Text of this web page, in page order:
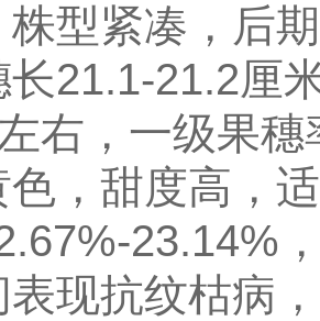
型紧凑，后
21.1-21.2厘
右，一级果
，甜度高，
23.14%
现抗纹枯病